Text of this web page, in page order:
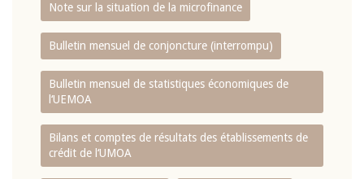
Note sur la situation de la microfinance
Bulletin mensuel de conjoncture (interrompu)
Bulletin mensuel de statistiques économiques de
l‘UEMOA
Bilans et comptes de résultats des établissements de
crédit de l‘UMOA